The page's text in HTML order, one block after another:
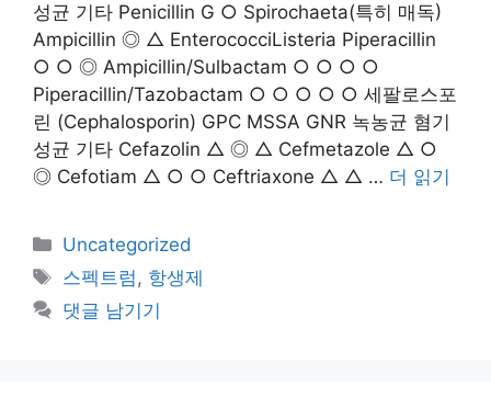
성균 기타 Penicillin G ○ Spirochaeta(특히 매독)
Ampicillin ◎ △ EnterococciListeria Piperacillin
○ ○ ◎ Ampicillin/Sulbactam ○ ○ ○ ○
Piperacillin/Tazobactam ○ ○ ○ ○ ○ 세팔로스포
린 (Cephalosporin) GPC MSSA GNR 녹농균 혐기
성균 기타 Cefazolin △ ◎ △ Cefmetazole △ ○
◎ Cefotiam △ ○ ○ Ceftriaxone △ △ … 더 읽기
카
테
리
Uncategorized
태
그
스펙트럼, 항생제
댓글 남기기